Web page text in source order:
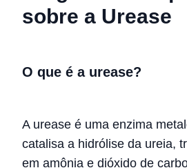
sobre a Urease
O que é a urease?
A urease é uma enzima
catalisa a hidrólise da ureia,
em amônia e dióxido de